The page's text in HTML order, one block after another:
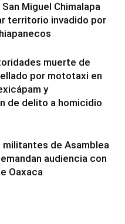
Miguel Chimalapa
territorio invadido por
muerte de
por mototaxi en
y
de delito a homicidio
de Asamblea
audiencia con
Oaxaca